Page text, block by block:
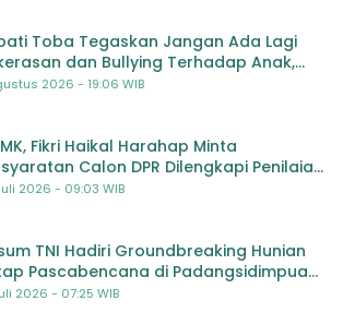
Toba Tegaskan Jangan Ada Lagi
dan Bullying Terhadap Anak,
Kolaborasi Seluruh Pihak
2026 - 19:06 WIB
Fikri Haikal Harahap Minta
Calon DPR Dilengkapi Penilaian
2026 - 09:03 WIB
TNI Hadiri Groundbreaking Hunian
Pascabencana di Padangsidimpuan,
Baru bagi Penyintas
2026 - 07:25 WIB